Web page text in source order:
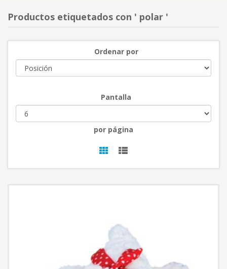
Productos etiquetados con ' polar '
Ordenar por
Pantalla
por página